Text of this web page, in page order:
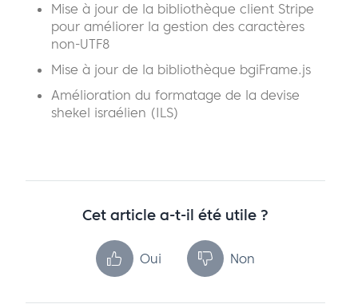
Mise à jour de la bibliothèque client Stripe
pour améliorer la gestion des caractères
non-UTF8
Mise à jour de la bibliothèque bgiFrame.js
Amélioration du formatage de la devise
shekel israélien (ILS)
Cet article a-t-il été utile ?
Oui Non